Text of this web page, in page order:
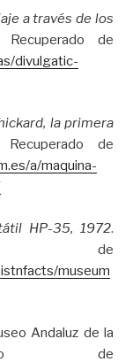
a través de los
de
divulgatic-
la primera
de
a/maquina-
HP-35, 1972.
de
museum
Andaluz de la
de